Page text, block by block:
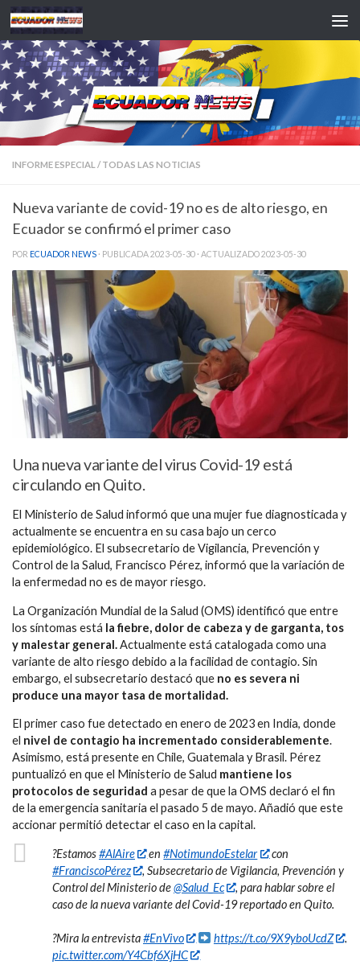
Saltar al contenido
INFORME ESPECIAL / TODAS LAS NOTICIAS
Nueva variante de covid-19 no es de alto riesgo, en
Ecuador se confirmó el primer caso
POR ECUADOR NEWS · PUBLICADA2023-05-30 · ACTUALIZADO2023-05-30
Una nueva variante del virus Covid-19 está
circulando en Quito.
El Ministerio de Salud informó que una mujer fue diagnosticada y
actualmente se encuentra en su casa bajo un cerco
epidemiológico. El subsecretario de Vigilancia, Prevención y
Control de la Salud, Francisco Pérez, informó que la variación de
la enfermedad no es de mayor riesgo.
La Organización Mundial de la Salud (OMS) identificó que entre
los síntomas está la fiebre, dolor de cabeza y de garganta, tos
y malestar general.Actualmente está catalogada como una
variante de alto riesgo debido a la facilidad de contagio. Sin
embargo, el subsecretario destacó que no es severa ni
produce una mayor tasa de mortalidad.
El primer caso fue detectado en enero de 2023 en India, donde
el nivel de contagio ha incrementado considerablemente.
Asimismo, está presente en Chile, Guatemala y Brasil. Pérez
puntualizó en que el Ministerio de Salud mantiene los
protocolos de seguridad a pesar de que la OMS declaró el fin
de la emergencia sanitaria el pasado 5 de mayo. Añadió que este
accionar permitió detectar el caso en la capital.
?Estamos#AlAire en#NotimundoEstelar
con
#FranciscoPérez
, Subsecretario de Vigilancia, Prevención y
Control del Ministerio de@Salud_Ec
, para hablar sobre el
caso de la nueva variante del Covid-19 reportado en Quito.
?Mira la entrevista#EnVivo https://t.co/9X9yboUcdZ
.
pic.twitter.com/Y4Cbf6XjHC